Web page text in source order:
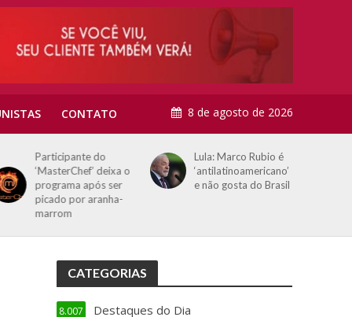
CONTATO 8 de agosto de 2026
Participante do
‘MasterChef’ deixa o
programa após ser
picado por aranha-
marrom
Lula: Marco Rubio é
‘antilatinoamericano’
e não gosta do Brasil
CATEGORIAS
Destaques do Dia
8.007